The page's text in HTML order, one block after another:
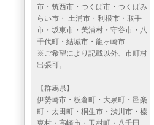
市・筑西市・つくば市・つくばみ
らい市・ 土浦市・利根市・取手
市・坂東市・美浦村・守谷市・八
千代町・結城市・龍ヶ崎市
※ご希望により記載以外、市町村
出張可。
【群馬県】
伊勢崎市・板倉町・大泉町・邑楽
町・太田町・桐生市・渋川市・榛
東村・高崎市・玉村町・八千田